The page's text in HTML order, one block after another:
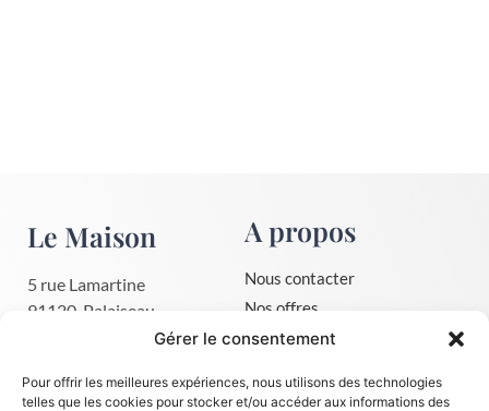
Gérer le consentement
Pour offrir les meilleures expériences, nous utilisons des technologies
telles que les cookies pour stocker et/ou accéder aux informations des
Le Maison
5 rue Lamartine
91120, Palaiseau
A propos
Nous contacter
Nos offres
Mentions légales
Politique de confidentialité